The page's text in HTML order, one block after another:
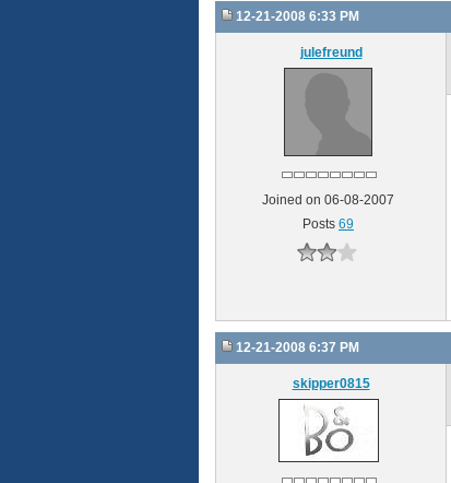
12-21-2008 6:33 PM
julefreund
Joined on 06-08-2007
Posts 69
12-21-2008 6:37 PM
skipper0815